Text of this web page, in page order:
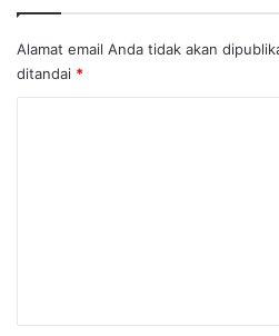
Alamat email Anda tidak akan
ditandai *